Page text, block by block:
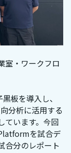
室・ワークフロ
板を導入し、
分析に活用する
ています。今回
を試合デ
合分のレポート